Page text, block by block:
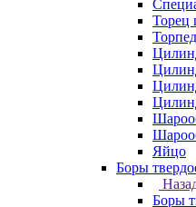
Торец
Яйцо
Боры
Боры